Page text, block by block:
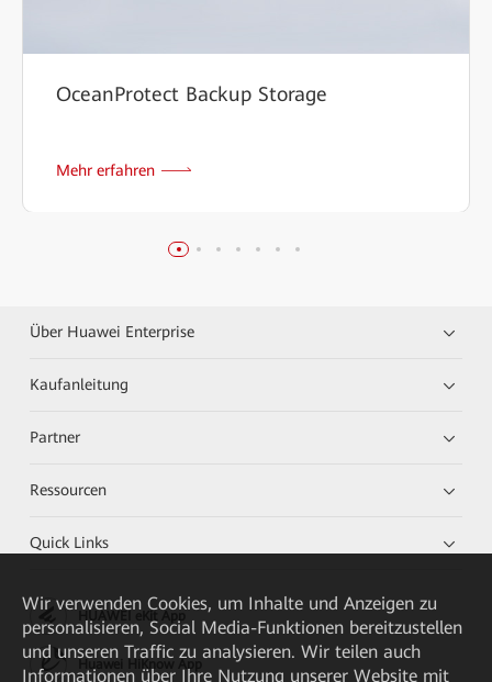
OceanProtect Backup Storage
Mehr erfahren
Über Huawei Enterprise
Kaufanleitung
Partner
Ressourcen
Quick Links
HUAWEI eKit App
Huawei HiKnow App
Wir verwenden Cookies, um Inhalte und Anzeigen zu
personalisieren, Social Media-Funktionen bereitzustellen
und unseren Traffic zu analysieren. Wir teilen auch
Informationen über Ihre Nutzung unserer Website mit